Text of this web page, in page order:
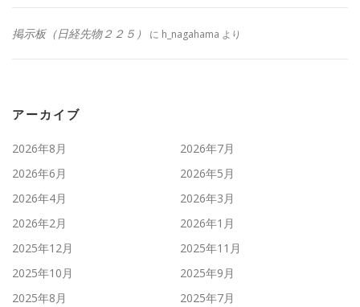
掲示板（日経先物２２５） に h_nagahama より
アーカイブ
2026年8月
2026年7月
2026年6月
2026年5月
2026年4月
2026年3月
2026年2月
2026年1月
2025年12月
2025年11月
2025年10月
2025年9月
2025年8月
2025年7月